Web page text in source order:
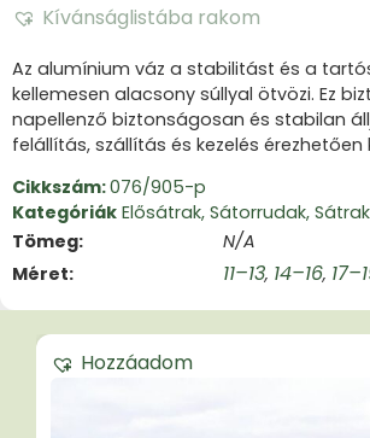
Kívánságlistába rakom
Az alumínium váz a stabilitást és a
kellemesen alacsony súllyal ötvözi. Ez
napellenző biztonságosan és stabilan
felállítás, szállítás és kezelés érezhetően
Cikkszám:076/905-p
Kategóriák Elősátrak, Sátorrudak, Sátrak
Tömeg
N/A
Méret
11–13, 14–16,
Hozzáadom